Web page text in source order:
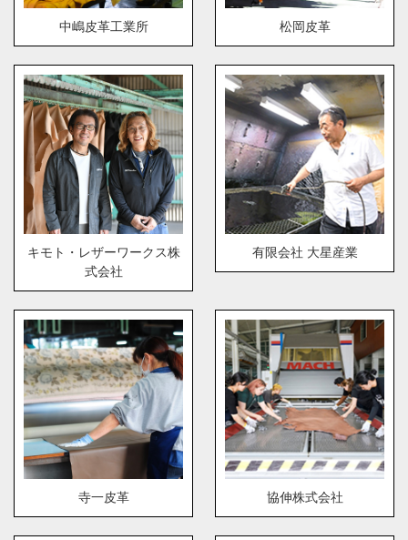
中嶋皮革工業所 松岡皮革
キモト・レザーワークス株
式会社
有限会社 大星産業
寺一皮革 協伸株式会社